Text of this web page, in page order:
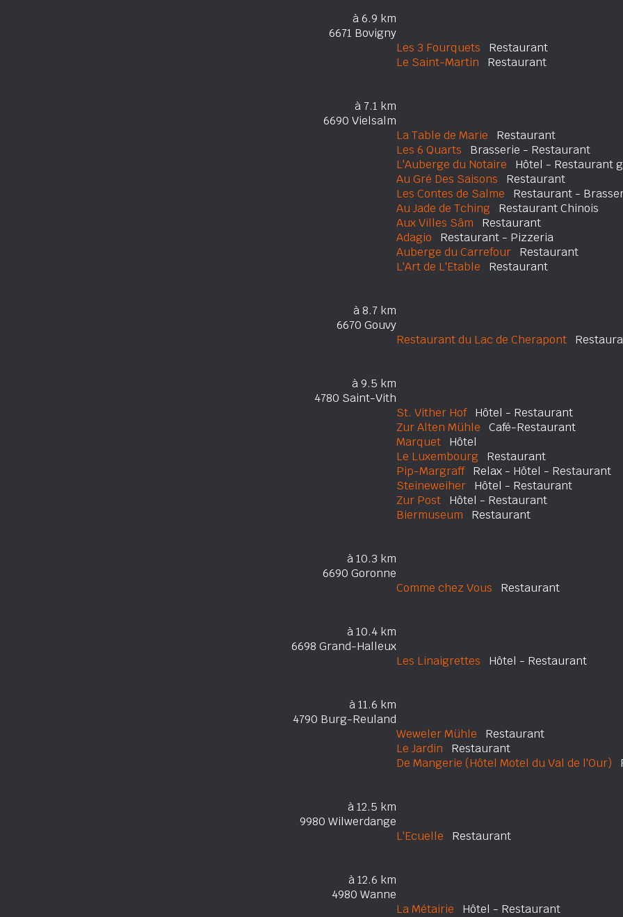
à 6.9 km
6671 Bovigny
Les 3 Fourquets Restaurant
Le Saint-Martin Restaurant
à 7.1 km
6690 Vielsalm
La Table de Marie Restaurant
Les 6 Quarts Brasserie - Restaurant
L'Auberge du Notaire Hôtel - Restaurant
Au Gré Des Saisons Restaurant
Les Contes de Salme Restaurant -
Au Jade de Tching Restaurant Chinois
Aux Villes Sâm Restaurant
Adagio Restaurant - Pizzeria
Auberge du Carrefour Restaurant
L'Art de L'Etable Restaurant
à 8.7 km
6670 Gouvy
Restaurant du Lac de Cherapont
à 9.5 km
4780 Saint-Vith
St. Vither HofHôtel - Restaurant
Zur Alten Mühle Café-Restaurant
Marquet Hôtel
Le Luxembourg Restaurant
Pip-MargraffRelax - Hôtel - Restaurant
Steineweiher Hôtel - Restaurant
Zur Post Hôtel - Restaurant
Biermuseum Restaurant
à 10.3 km
6690 Goronne
Comme chez Vous Restaurant
à 10.4 km
6698 Grand-Halleux
Les Linaigrettes Hôtel - Restaurant
à 11.6 km
4790 Burg-Reuland
Weweler Mühle Restaurant
Le Jardin Restaurant
De Mangerie (Hôtel Motel du Val de l'Our)
à 12.5 km
9980 Wilwerdange
L'Ecuelle Restaurant
à 12.6 km
4980 Wanne
La Métairie Hôtel - Restaurant